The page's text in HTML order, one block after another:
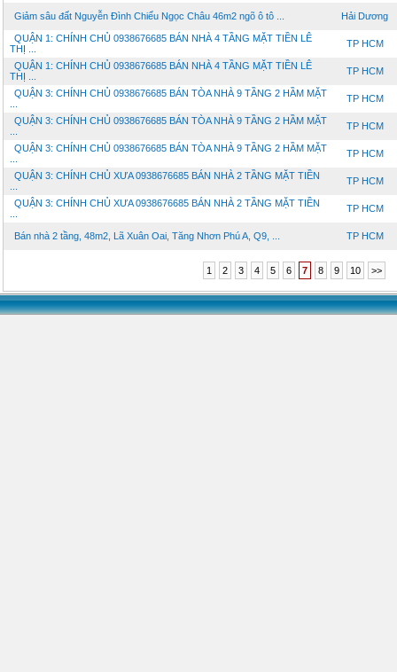
Giảm sâu đất Nguyễn Đình Chiểu Ngọc Châu 46m2 ngõ ô tô ... Hải Dương
QUẬN 1: CHÍNH CHỦ 0938676685 BÁN NHÀ 4 TẦNG MẶT TIỀN LÊ
THỊ ...
TP HCM
QUẬN 1: CHÍNH CHỦ 0938676685 BÁN NHÀ 4 TẦNG MẶT TIỀN LÊ
THỊ ...
TP HCM
QUẬN 3: CHÍNH CHỦ 0938676685 BÁN TÒA NHÀ 9 TẦNG 2 HẦM MẶT
TP HCM
QUẬN 3: CHÍNH CHỦ 0938676685 BÁN TÒA NHÀ 9 TẦNG 2 HẦM MẶT
TP HCM
QUẬN 3: CHÍNH CHỦ 0938676685 BÁN TÒA NHÀ 9 TẦNG 2 HẦM MẶT
TP HCM
QUẬN 3: CHÍNH CHỦ XƯA 0938676685 BÁN NHÀ 2 TẦNG MẶT TIỀN
TP HCM
QUẬN 3: CHÍNH CHỦ XƯA 0938676685 BÁN NHÀ 2 TẦNG MẶT TIỀN
TP HCM
Bán nhà 2 tầng, 48m2, Lã Xuân Oai, Tăng Nhơn Phú A, Q9, ... TP HCM
1 2 3 4 5 6 7 8 9 10 >>